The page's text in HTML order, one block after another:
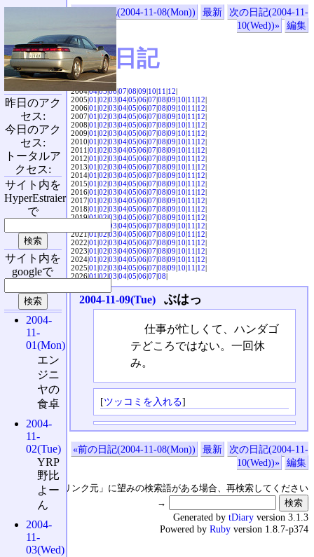
«前の日記(2004-11-08(Mon)) 最新
次の日記(2004-11-
10(Wed))»
編集
SVX日記
2004|04|05|06|07|08|09|10|11|12|
2005|01|02|03|04|05|06|07|08|09|10|11|12|
2006|01|02|03|04|05|06|07|08|09|10|11|12|
2007|01|02|03|04|05|06|07|08|09|10|11|12|
2008|01|02|03|04|05|06|07|08|09|10|11|12|
2009|01|02|03|04|05|06|07|08|09|10|11|12|
2010|01|02|03|04|05|06|07|08|09|10|11|12|
2011|01|02|03|04|05|06|07|08|09|10|11|12|
2012|01|02|03|04|05|06|07|08|09|10|11|12|
2013|01|02|03|04|05|06|07|08|09|10|11|12|
2014|01|02|03|04|05|06|07|08|09|10|11|12|
2015|01|02|03|04|05|06|07|08|09|10|11|12|
2016|01|02|03|04|05|06|07|08|09|10|11|12|
2017|01|02|03|04|05|06|07|08|09|10|11|12|
2018|01|02|03|04|05|06|07|08|09|10|11|12|
2019|01|02|03|04|05|06|07|08|09|10|11|12|
03|04|05|06|07|08|09|10|11|12|
2021|01|02|03|04|05|06|07|08|09|10|11|12|
2022|01|02|03|04|05|06|07|08|09|10|11|12|
2023|01|02|03|04|05|06|07|08|09|10|11|12|
2024|01|02|03|04|05|06|07|08|09|10|11|12|
2025|01|02|03|04|05|06|07|08|09|10|11|12|
2026|01|02|03|04|05|06|07|08|
2004-11-09(Tue) ぶはっ
仕事が忙しくて、ハンダゴ
テどころではない。一回休
み。
[ツッコミを入れる]
«前の日記(2004-11-08(Mon)) 最新
次の日記(2004-11-
10(Wed))»
編集
↑の「本日のリンク元」に望みの検索語がある場合、再検索してください
→
昨日のアク
セス:
今日のアク
セス:
トータルア
クセス:
サイト内を
HyperEstraier
で
サイト内を
googleで
2004-
11-
01(Mon)
エン
ジニ
ヤの
食卓
2004-
11-
02(Tue)
YRP
野比
よー
ん
2004-
11-
03(Wed)
Generated by tDiary version 3.1.3
Powered by Ruby version 1.8.7-p374